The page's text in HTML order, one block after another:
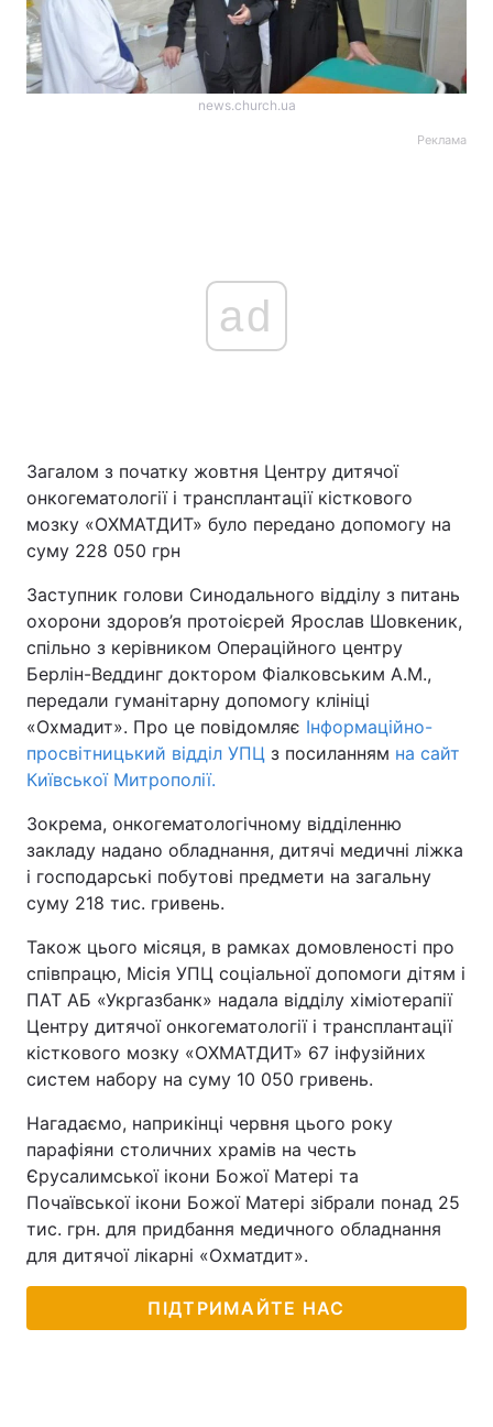
news.church.ua
Реклама
ad
Загалом з початку жовтня Центру дитячої
онкогематології і трансплантації кісткового
мозку «ОХМАТДИТ» було передано допомогу на
суму 228 050 грн
Заступник голови Синодального відділу з питань
охорони здоров’я протоієрей Ярослав Шовкеник,
спільно з керівником Операційного центру
Берлін-Веддинг доктором Фіалковським А.М.,
передали гуманітарну допомогу клініці
«Охмадит». Про це повідомляє Інформаційно-
просвітницький відділ УПЦ з посиланням на сайт
Київської Митрополії.
Зокрема, онкогематологічному відділенню
закладу надано обладнання, дитячі медичні ліжка
і господарські побутові предмети на загальну
суму 218 тис. гривень.
Також цього місяця, в рамках домовленості про
співпрацю, Місія УПЦ соціальної допомоги дітям і
ПАТ АБ «Укргазбанк» надала відділу хіміотерапії
Центру дитячої онкогематології і трансплантації
кісткового мозку «ОХМАТДИТ» 67 інфузійних
систем набору на суму 10 050 гривень.
Нагадаємо, наприкінці червня цього року
парафіяни столичних храмів на честь
Єрусалимської ікони Божої Матері та
Почаївської ікони Божої Матері зібрали понад 25
тис. грн. для придбання медичного обладнання
для дитячої лікарні «Охматдит».
ПІДТРИМАЙТЕ НАС